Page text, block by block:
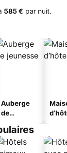
‎585 € par nuit.
Auberge
de